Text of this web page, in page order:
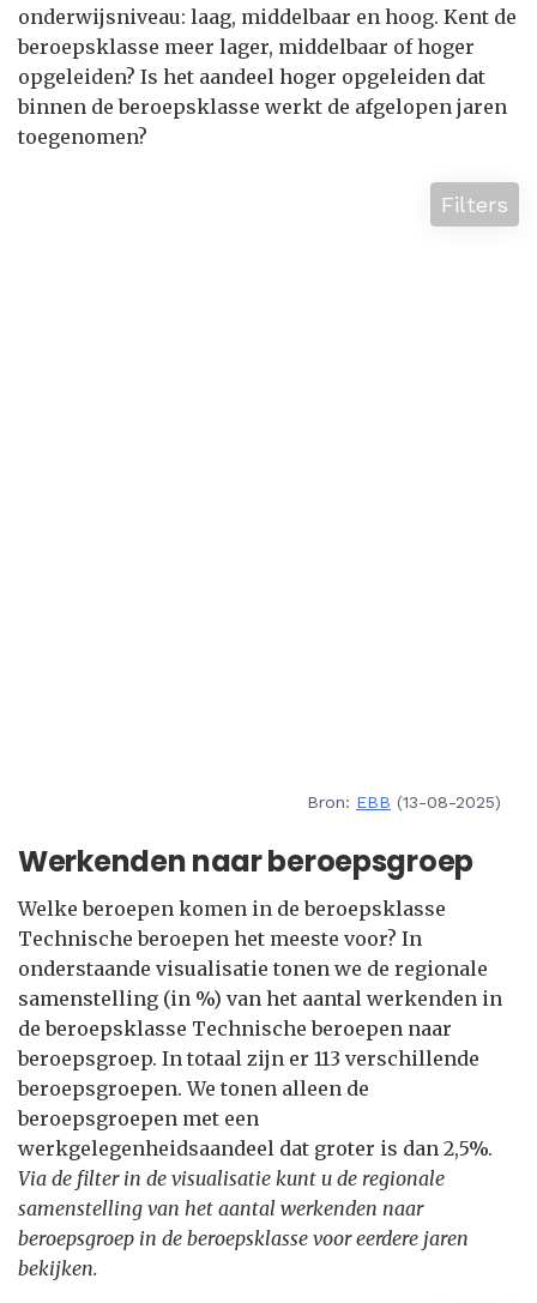
onderwijsniveau: laag, middelbaar en hoog. Kent de
beroepsklasse meer lager, middelbaar of hoger
opgeleiden? Is het aandeel hoger opgeleiden dat
binnen de beroepsklasse werkt de afgelopen jaren
toegenomen?
Filters
Bron: EBB (13-08-2025)
Werkenden naar beroepsgroep
Welke beroepen komen in de beroepsklasse
Technische beroepen het meeste voor? In
onderstaande visualisatie tonen we de regionale
samenstelling (in %) van het aantal werkenden in
de beroepsklasse Technische beroepen naar
beroepsgroep. In totaal zijn er 113 verschillende
beroepsgroepen. We tonen alleen de
beroepsgroepen met een
werkgelegenheidsaandeel dat groter is dan 2,5%.
Via de filter in de visualisatie kunt u de regionale
samenstelling van het aantal werkenden naar
beroepsgroep in de beroepsklasse voor eerdere jaren
bekijken.